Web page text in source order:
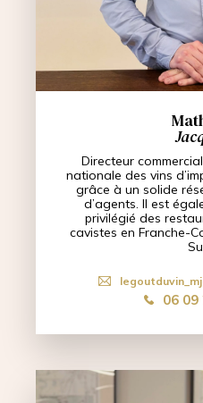
Directeur
nationale des vins
grâce à un solide
d’agents. Il est
privilégié des
cavistes en Franche-
06 09